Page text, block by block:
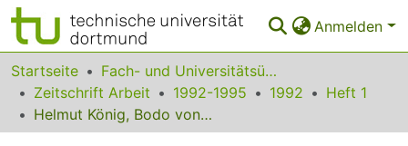
Anmelden
Bereiche & Sammlungen
Das gesamte Repositorium
Startseite
Fach- und Universitätsübergreifendes
Zeitschrift Arbeit
1992-1995 1992
Heft 1
Helmut König, Bodo von Greiff, Helmut Schauer (Hg.): Sozialphilosophie der industriellen Arbeit, Leviathan Sonderheft 11, Opladen: Westdeutscher Verlag, 1990, ISBN 3-531-12166-9, 469 S., DM 68,-